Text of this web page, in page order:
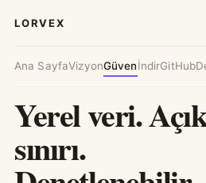
LORVEX
Ana SayfaVizyonGüvenİndirGitHub
Yerel veri.
sınırı.